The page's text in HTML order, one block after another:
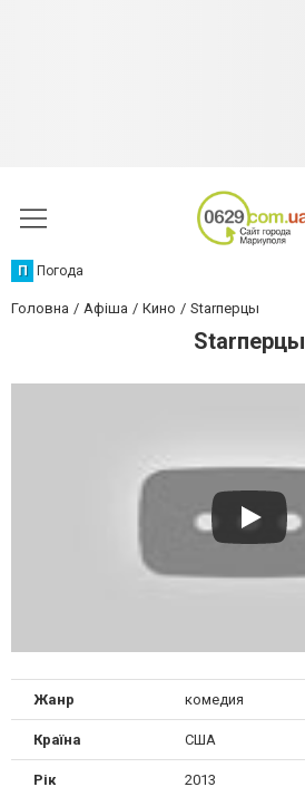
П Погода
Головна Афіша Кино Starперцы
Starперцы
Жанр комедия
Країна США
Рік 2013